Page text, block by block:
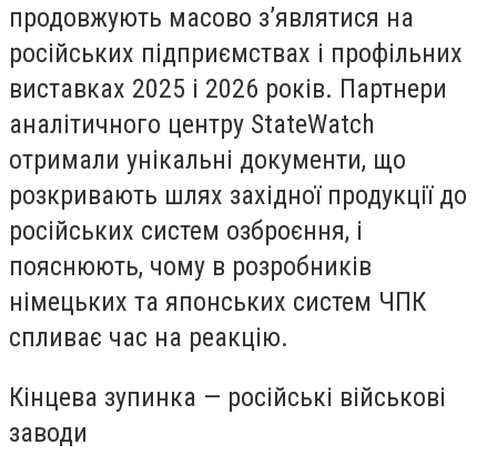
продовжують масово з’являтися на
російських підприємствах і профільних
виставках 2025 і 2026 років. Партнери
аналітичного центру StateWatch
отримали унікальні документи, що
розкривають шлях західної продукції до
російських систем озброєння, і
пояснюють, чому в розробників
німецьких та японських систем ЧПК
спливає час на реакцію.
Кінцева зупинка — російські військові
заводи